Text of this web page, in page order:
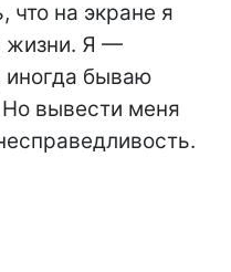
что на экране я
жизни. Я —
бываю
вывести меня